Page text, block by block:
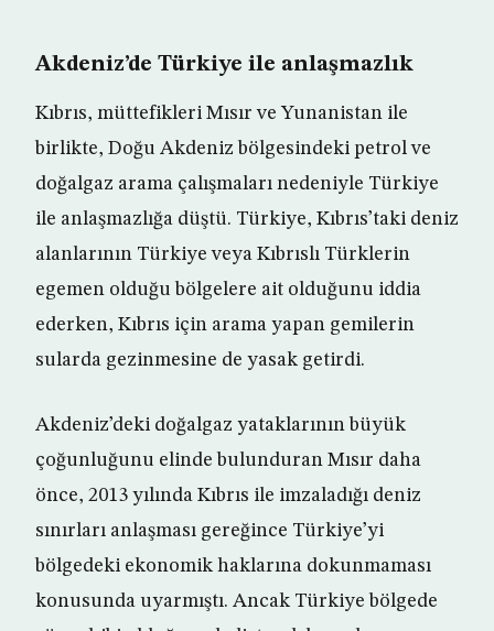
Akdeniz’de Türkiye ile anlaşmazlık
Kıbrıs, müttefikleri Mısır ve Yunanistan ile
birlikte, Doğu Akdeniz bölgesindeki petrol ve
doğalgaz arama çalışmaları nedeniyle Türkiye
ile anlaşmazlığa düştü. Türkiye, Kıbrıs’taki deniz
alanlarının Türkiye veya Kıbrıslı Türklerin
egemen olduğu bölgelere ait olduğunu iddia
ederken, Kıbrıs için arama yapan gemilerin
sularda gezinmesine de yasak getirdi.
Akdeniz’deki doğalgaz yataklarının büyük
çoğunluğunu elinde bulunduran Mısır daha
önce, 2013 yılında Kıbrıs ile imzaladığı deniz
sınırları anlaşması gereğince Türkiye’yi
bölgedeki ekonomik haklarına dokunmaması
konusunda uyarmıştı. Ancak Türkiye bölgede